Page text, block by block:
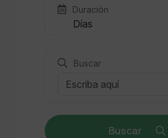
Duración
Días
Buscar
Buscar